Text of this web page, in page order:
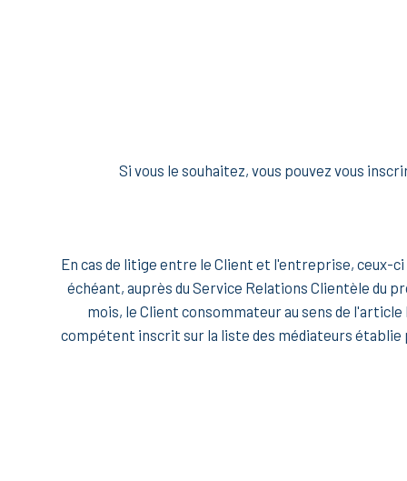
Si vous le souhaitez, vous pouvez vous
En cas de litige entre le Client et l'entreprise, ceux-
échéant, auprès du Service Relations Clientèle du
mois, le Client consommateur au sens de
compétent inscrit sur la liste des médiateurs établie